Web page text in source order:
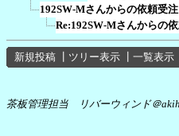
192SW-Mさんからの依頼受注
Re:192SW-Mさんからの
新規投稿 ツリー表示 一覧表示
茶板管理担当 リバーウィンド＠